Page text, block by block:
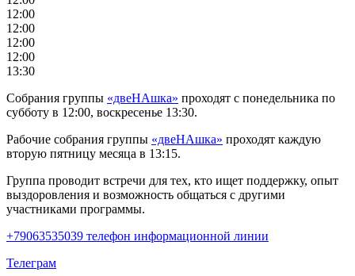
12:00
12:00
12:00
12:00
13:30
Собрания группы «двеНАшка» проходят с понедельника по
субботу в 12:00, воскресенье 13:30.
Рабочие собрания группы «двеНАшка» проходят каждую
вторую пятницу месяца в 13:15.
Группа проводит встречи для тех, кто ищет поддержку, опыт
выздоровления и возможность общаться с другими
участниками программы.
+79063535039 телефон информационной линии
Телеграм